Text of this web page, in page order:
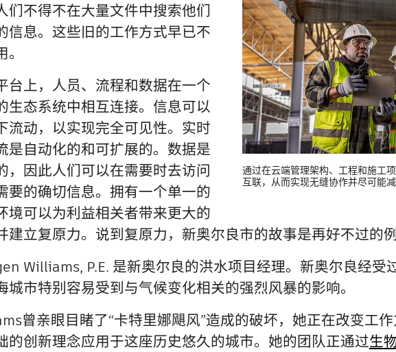
通过在云端管理架构、工程和施工
互联，从而实现无缝协作并尽可能
们不得不在大量文件中搜索他们
信息。这些旧的工作方式早已不
台上，人员、流程和数据在一个
生态系统中相互连接。信息可以
流动，以实现完全可见性。实时
是自动化的和可扩展的。数据是
，因此人们可以在需要时去访问
要的确切信息。拥有一个单一的
境可以为利益相关者带来更大的
建立复原力。说到复原力，新奥尔良市的故事是再好不过的
Williams, P.E. 是新奥尔良的洪水项目经理。新奥尔良经受
城市特别容易受到与气候变化相关的强烈风暴的影响。
曾亲眼目睹了“卡特里娜飓风”造成的破坏，她正在改变工
的创新理念应用于这座历史悠久的城市。她的团队正通过生